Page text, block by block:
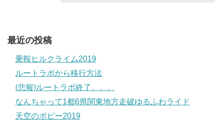
最近の投稿
乗鞍ヒルクライム2019
ルートラボから移行方法
(悲報)ルートラボ終了。。。
なんちゃって1都6県関東地方走破ゆるふわライド
天空のポピー2019